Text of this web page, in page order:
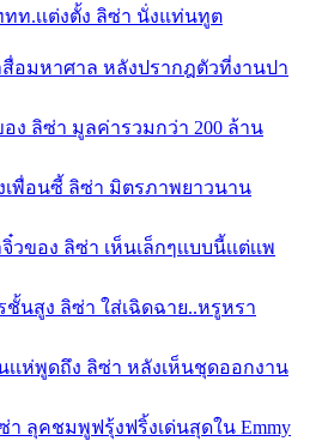
ทท.เเต่งตั้ง ลิซ่า นั่งแท่นทูต
อมหาศาล หลังปรากฎตัวที่งานปา
ง ลิซ่า มูลค่ารวมกว่า 200 ล้าน
พื่อนซี้ ลิซ่า มิตรภาพยาวนาน
ของ ลิซ่า เห็นเล็กๆเเบบนี้เเต่เเพ
ชั้นสูง ลิซ่า ใส่เฉิดฉาย..หรูหรา
เเห่พูดถึง ลิซ่า หลังเห็นชุดออกงาน
ลุคชมพูฟรุ้งฟริ้งเด่นสุดใน Emmy